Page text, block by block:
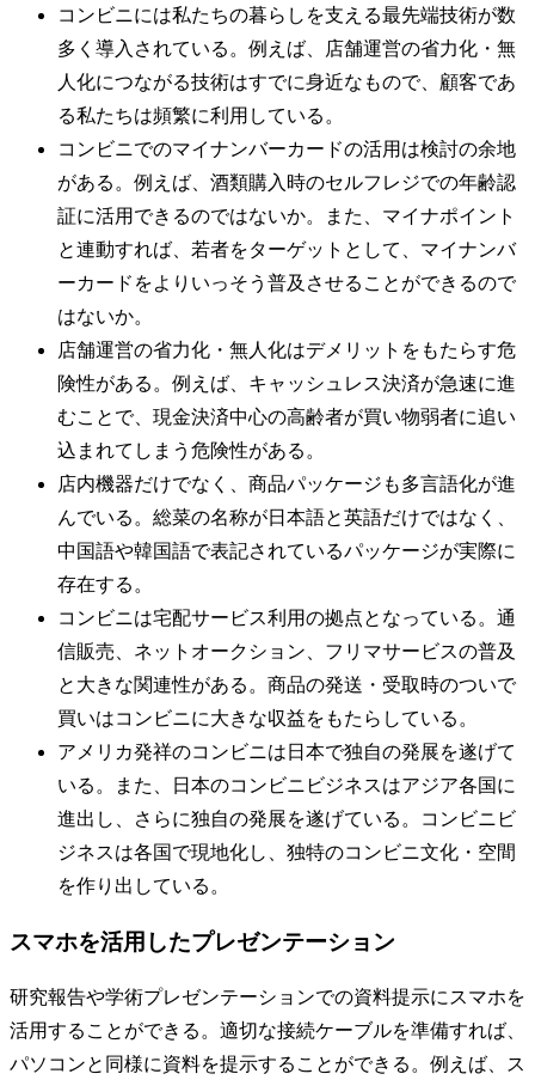
コンビニには私たちの暮らしを支える最先端技術が数
多く導入されている。例えば、店舗運営の省力化・無
人化につながる技術はすでに身近なもので、顧客であ
る私たちは頻繁に利用している。
コンビニでのマイナンバーカードの活用は検討の余地
がある。例えば、酒類購入時のセルフレジでの年齢認
証に活用できるのではないか。また、マイナポイント
と連動すれば、若者をターゲットとして、マイナンバ
ーカードをよりいっそう普及させることができるので
はないか。
店舗運営の省力化・無人化はデメリットをもたらす危
険性がある。例えば、キャッシュレス決済が急速に進
むことで、現金決済中心の高齢者が買い物弱者に追い
込まれてしまう危険性がある。
店内機器だけでなく、商品パッケージも多言語化が進
んでいる。総菜の名称が日本語と英語だけではなく、
中国語や韓国語で表記されているパッケージが実際に
存在する。
コンビニは宅配サービス利用の拠点となっている。通
信販売、ネットオークション、フリマサービスの普及
と大きな関連性がある。商品の発送・受取時のついで
買いはコンビニに大きな収益をもたらしている。
アメリカ発祥のコンビニは日本で独自の発展を遂げて
いる。また、日本のコンビニビジネスはアジア各国に
進出し、さらに独自の発展を遂げている。コンビニビ
ジネスは各国で現地化し、独特のコンビニ文化・空間
を作り出している。
スマホを活用したプレゼンテーション
研究報告や学術プレゼンテーションでの資料提示にスマホを
活用することができる。適切な接続ケーブルを準備すれば、
パソコンと同様に資料を提示することができる。例えば、ス